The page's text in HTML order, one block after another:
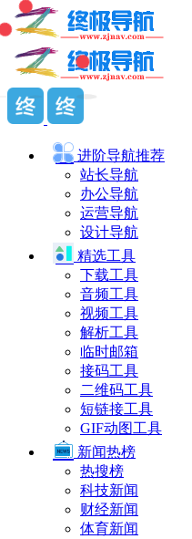
进阶导航推荐
站长导航
办公导航
运营导航
设计导航
精选工具
下载工具
音频工具
视频工具
解析工具
临时邮箱
接码工具
二维码工具
短链接工具
GIF动图工具
新闻热榜
热搜榜
科技新闻
财经新闻
体育新闻